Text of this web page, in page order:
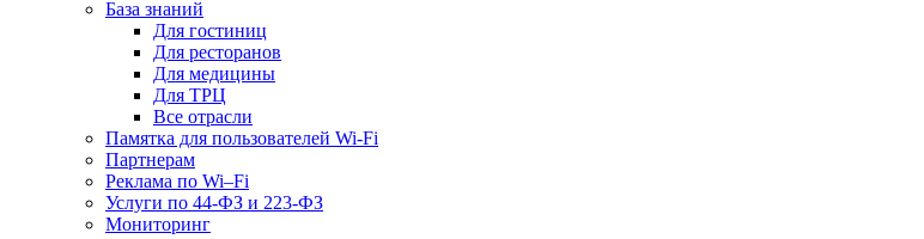
База знаний
Для гостиниц
Для ресторанов
Для медицины
Для ТРЦ
Все отрасли
Памятка для пользователей Wi-Fi
Партнерам
Реклама по Wi–Fi
Услуги по 44-ФЗ и 223-ФЗ
Мониторинг